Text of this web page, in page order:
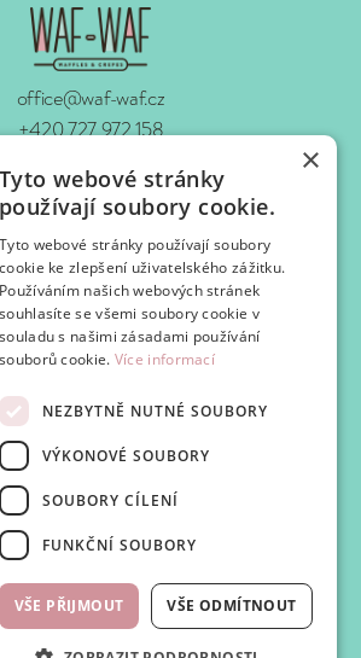
office@waf-waf.cz
+420 727 972 158
Kontakty
Sledujte nás!
hned, jak je pro vás připravíme.
Připojte se k WafClub
Waf-Waf a získejte slevy a speciální
při každé návštěvě.
Waf. Všechna práva vyhrazena.
×
Tyto webové stránky
používají soubory cookie.
Tyto webové stránky používají soubory
cookie ke zlepšení uživatelského zážitku.
Používáním našich webových stránek
souhlasíte se všemi soubory cookie v
souladu s našimi zásadami používání
souborů cookie. Více informací
NEZBYTNĚ NUTNÉ SOUBORY
VÝKONOVÉ SOUBORY
SOUBORY CÍLENÍ
FUNKČNÍ SOUBORY
VŠE PŘIJMOUT VŠE ODMÍTNOUT